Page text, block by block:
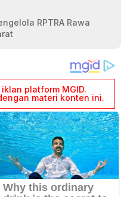
RPTRA Rawa